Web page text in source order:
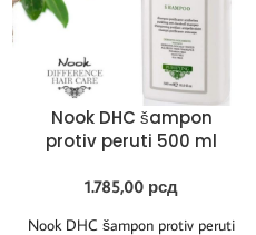
Nook DHC šampon
protiv peruti 500 ml
1.785,00 рсд
Nook DHC šampon protiv peruti